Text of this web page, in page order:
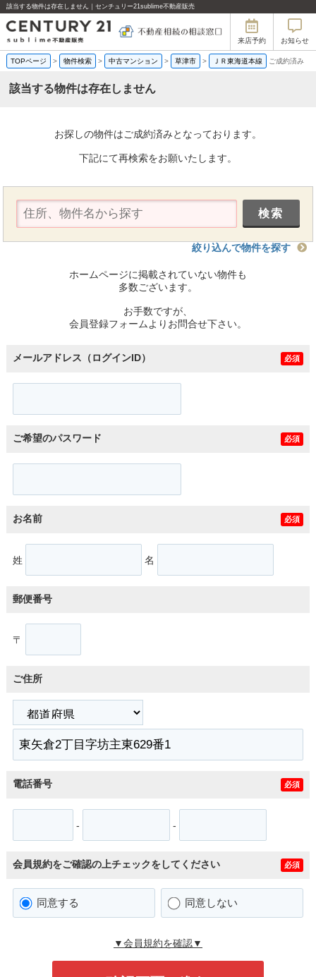
該当する物件は存在しません｜センチュリー21sublime不動産販売
来店予約 お知らせ
TOPページ > 物件検索 > 中古マンション > 草津市 > ＪＲ東海道本線 ご成約済み
該当する物件は存在しません
お探しの物件はご成約済みとなっております。
下記にて再検索をお願いたします。
絞り込んで物件を探す
ホームページに掲載されていない物件も
多数ございます。
お手数ですが、
会員登録フォームよりお問合せ下さい。
メールアドレス（ログインID） 必須
ご希望のパスワード 必須
お名前 必須
姓 名
郵便番号
〒
ご住所
電話番号 必須
- -
会員規約をご確認の上チェックをしてください 必須
同意する 同意しない
▼会員規約を確認▼